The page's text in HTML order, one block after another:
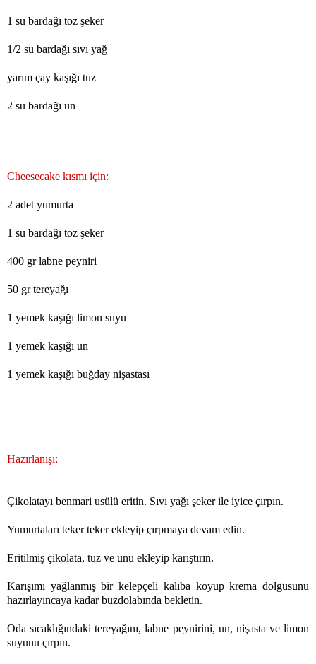
1 su bardağı toz şeker
1/2 su bardağı sıvı yağ
yarım çay kaşığı tuz
2 su bardağı un
Cheesecake kısmı için:
2 adet yumurta
1 su bardağı toz şeker
400 gr labne peyniri
50 gr tereyağı
1 yemek kaşığı limon suyu
1 yemek kaşığı un
1 yemek kaşığı buğday nişastası
Hazırlanışı:
Çikolatayı benmari usülü eritin. Sıvı yağı şeker ile iyice çırpın.
Yumurtaları teker teker ekleyip çırpmaya devam edin.
Eritilmiş çikolata, tuz ve unu ekleyip karıştırın.
Karışımı yağlanmış bir kelepçeli kalıba koyup krema dolgusunu
hazırlayıncaya kadar buzdolabında bekletin.
Oda sıcaklığındaki tereyağını, labne peynirini, un, nişasta ve limon
suyunu çırpın.